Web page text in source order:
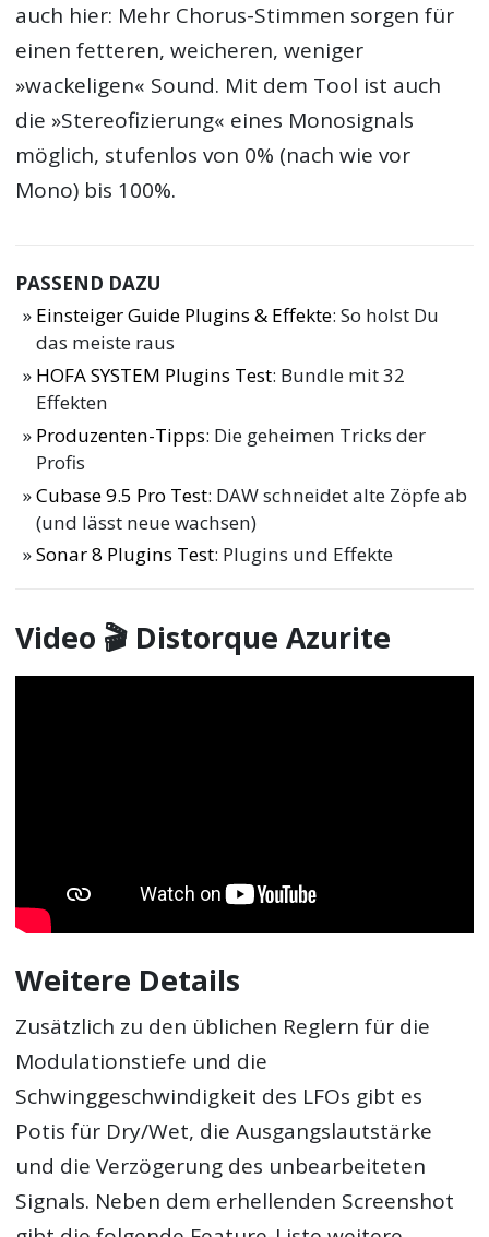
auch hier: Mehr Chorus-Stimmen sorgen für
einen fetteren, weicheren, weniger
»wackeligen« Sound. Mit dem Tool ist auch
die »Stereofizierung« eines Monosignals
möglich, stufenlos von 0% (nach wie vor
Mono) bis 100%.
PASSEND DAZU
Einsteiger Guide Plugins & Effekte: So holst Du
das meiste raus
HOFA SYSTEM Plugins Test: Bundle mit 32
Effekten
Produzenten-Tipps: Die geheimen Tricks der
Profis
Cubase 9.5 Pro Test: DAW schneidet alte Zöpfe ab
(und lässt neue wachsen)
Sonar 8 Plugins Test: Plugins und Effekte
Video 🎬 Distorque Azurite
Weitere Details
Zusätzlich zu den üblichen Reglern für die
Modulationstiefe und die
Schwinggeschwindigkeit des LFOs gibt es
Potis für Dry/Wet, die Ausgangslautstärke
und die Verzögerung des unbearbeiteten
Signals. Neben dem erhellenden Screenshot